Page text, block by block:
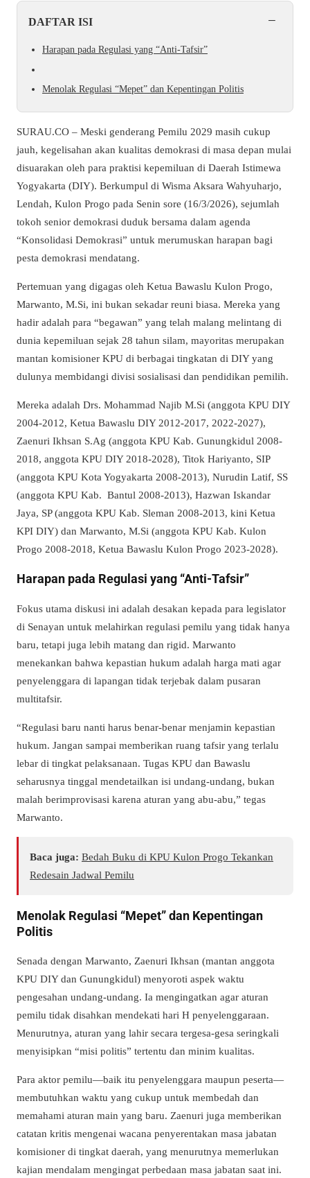
DAFTAR ISI −
Harapan pada Regulasi yang “Anti-Tafsir”
Menolak Regulasi “Mepet” dan Kepentingan Politis
SURAU.CO – Meski genderang Pemilu 2029 masih cukup
jauh, kegelisahan akan kualitas demokrasi di masa depan mulai
disuarakan oleh para praktisi kepemiluan di Daerah Istimewa
Yogyakarta (DIY). Berkumpul di Wisma Aksara Wahyuharjo,
Lendah, Kulon Progo pada Senin sore (16/3/2026), sejumlah
tokoh senior demokrasi duduk bersama dalam agenda
“Konsolidasi Demokrasi” untuk merumuskan harapan bagi
pesta demokrasi mendatang.
Pertemuan yang digagas oleh Ketua Bawaslu Kulon Progo,
Marwanto, M.Si, ini bukan sekadar reuni biasa. Mereka yang
hadir adalah para “begawan” yang telah malang melintang di
dunia kepemiluan sejak 28 tahun silam, mayoritas merupakan
mantan komisioner KPU di berbagai tingkatan di DIY yang
dulunya membidangi divisi sosialisasi dan pendidikan pemilih.
Mereka adalah Drs. Mohammad Najib M.Si (anggota KPU DIY
2004-2012, Ketua Bawaslu DIY 2012-2017, 2022-2027),
Zaenuri Ikhsan S.Ag (anggota KPU Kab. Gunungkidul 2008-
2018, anggota KPU DIY 2018-2028), Titok Hariyanto, SIP
(anggota KPU Kota Yogyakarta 2008-2013), Nurudin Latif, SS
(anggota KPU Kab. Bantul 2008-2013), Hazwan Iskandar
Jaya, SP (anggota KPU Kab. Sleman 2008-2013, kini Ketua
KPI DIY) dan Marwanto, M.Si (anggota KPU Kab. Kulon
Progo 2008-2018, Ketua Bawaslu Kulon Progo 2023-2028).
Harapan pada Regulasi yang “Anti-Tafsir”
Fokus utama diskusi ini adalah desakan kepada para legislator
di Senayan untuk melahirkan regulasi pemilu yang tidak hanya
baru, tetapi juga lebih matang dan rigid. Marwanto
menekankan bahwa kepastian hukum adalah harga mati agar
penyelenggara di lapangan tidak terjebak dalam pusaran
multitafsir.
“Regulasi baru nanti harus benar-benar menjamin kepastian
hukum. Jangan sampai memberikan ruang tafsir yang terlalu
lebar di tingkat pelaksanaan. Tugas KPU dan Bawaslu
seharusnya tinggal mendetailkan isi undang-undang, bukan
malah berimprovisasi karena aturan yang abu-abu,” tegas
Marwanto.
Baca juga: Bedah Buku di KPU Kulon Progo Tekankan
Redesain Jadwal Pemilu
Menolak Regulasi “Mepet” dan Kepentingan
Politis
Senada dengan Marwanto, Zaenuri Ikhsan (mantan anggota
KPU DIY dan Gunungkidul) menyoroti aspek waktu
pengesahan undang-undang. Ia mengingatkan agar aturan
pemilu tidak disahkan mendekati hari H penyelenggaraan.
Menurutnya, aturan yang lahir secara tergesa-gesa seringkali
menyisipkan “misi politis” tertentu dan minim kualitas.
Para aktor pemilu—baik itu penyelenggara maupun peserta—
membutuhkan waktu yang cukup untuk membedah dan
memahami aturan main yang baru. Zaenuri juga memberikan
catatan kritis mengenai wacana penyerentakan masa jabatan
komisioner di tingkat daerah, yang menurutnya memerlukan
kajian mendalam mengingat perbedaan masa jabatan saat ini.